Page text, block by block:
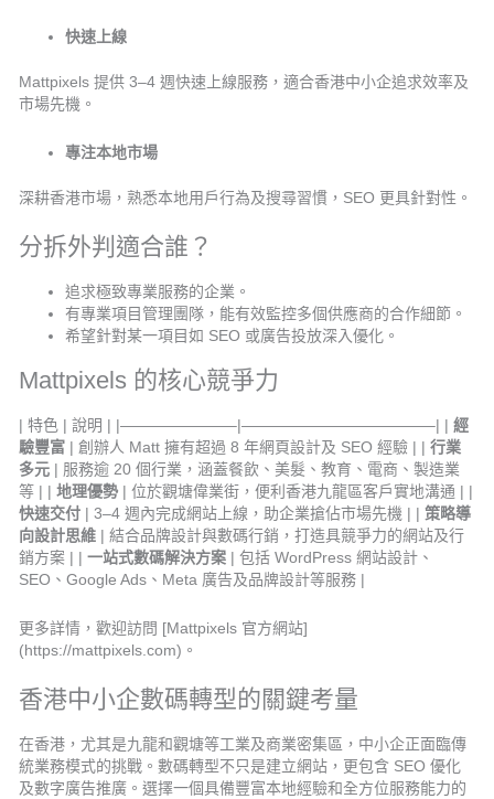
快速上線
Mattpixels 提供 3–4 週快速上線服務，適合香港中小企追求效率及
市場先機。
專注本地市場
深耕香港市場，熟悉本地用戶行為及搜尋習慣，SEO 更具針對性。
分拆外判適合誰？
追求極致專業服務的企業。
有專業項目管理團隊，能有效監控多個供應商的合作細節。
希望針對某一項目如 SEO 或廣告投放深入優化。
Mattpixels 的核心競爭力
| 特色 | 說明 | |———————–|————————————–| |經
驗豐富 | 創辦人 Matt 擁有超過 8 年網頁設計及 SEO 經驗 | |行業
多元 | 服務逾 20 個行業，涵蓋餐飲、美髮、教育、電商、製造業
等 | |地理優勢 | 位於觀塘偉業街，便利香港九龍區客戶實地溝通 | |
快速交付 | 3–4 週內完成網站上線，助企業搶佔市場先機 | |策略導
向設計思維 | 結合品牌設計與數碼行銷，打造具競爭力的網站及行
銷方案 | |一站式數碼解決方案 | 包括 WordPress 網站設計、
SEO、Google Ads、Meta 廣告及品牌設計等服務 |
更多詳情，歡迎訪問 [Mattpixels 官方網站]
(https://mattpixels.com)。
香港中小企數碼轉型的關鍵考量
在香港，尤其是九龍和觀塘等工業及商業密集區，中小企正面臨傳
統業務模式的挑戰。數碼轉型不只是建立網站，更包含 SEO 優化
及數字廣告推廣。選擇一個具備豐富本地經驗和全方位服務能力的